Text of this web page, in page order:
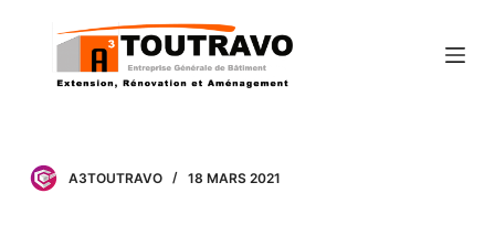
A3TOUTRAVO 18 MARS 2021